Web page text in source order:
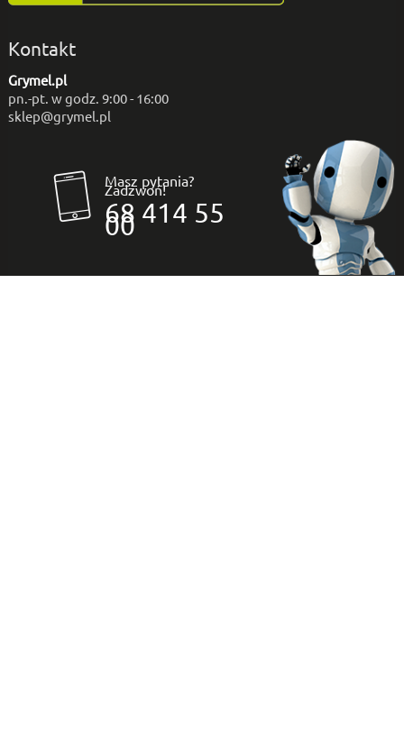
Kontakt
Grymel.pl
pn.-pt. w godz. 9:00 - 16:00
sklep@grymel.pl
Masz pytania?
Zadzwoń!
68 414 55
00